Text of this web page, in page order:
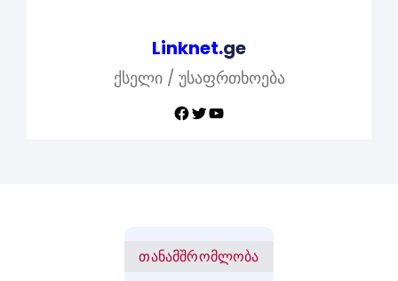
Linknet.ge
ქსელი / უსაფრთხოება
Facebook Twitter YouTube
თანამშრომლობა